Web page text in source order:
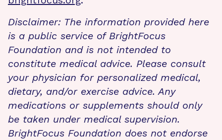
Disclaimer: The information provided here
is a public service of BrightFocus
Foundation and is not intended to
constitute medical advice. Please consult
your physician for personalized medical,
dietary, and/or exercise advice. Any
medications or supplements should only
be taken under medical supervision.
BrightFocus Foundation does not endorse